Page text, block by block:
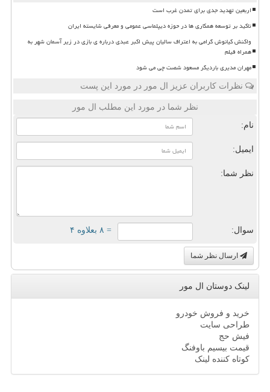
اربعین تهدید جدی برای تمدن غرب است
تاکید بر توسعه همکاری ها در حوزه دیپلماسی عمومی و معرفی شایسته ایران
واکنش کیانوش گرامی به اعتراف سالیان پیش اکبر عبدی درباره ی بازی در زیر آسمان شهر به
همراه فیلم
مهران مدیری باردیگر مسعود شصت چی می شود
نظرات کاربران عزیز ال مور در مورد این پست
نظر شما در مورد این مطلب ال مور
نام:
ایمیل:
نظر شما:
سوال: = ۸ بعلاوه ۴
ارسال نظر شما
لینک دوستان ال مور
خرید و فروش خودرو
طراحی سایت
فیش حج
قیمت بیسیم باوفنگ
کوتاه کننده لینک